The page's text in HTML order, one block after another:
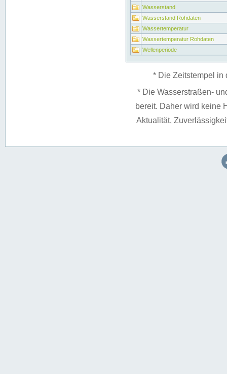
Wasserstand
Wasserstand Rohdaten
Wassertemperatur
Wassertemperatur Rohdaten
Wellenperiode
* Die Zeitstempel in
* Die Wasserstraßen-
bereit. Daher wird keine
Aktualität,